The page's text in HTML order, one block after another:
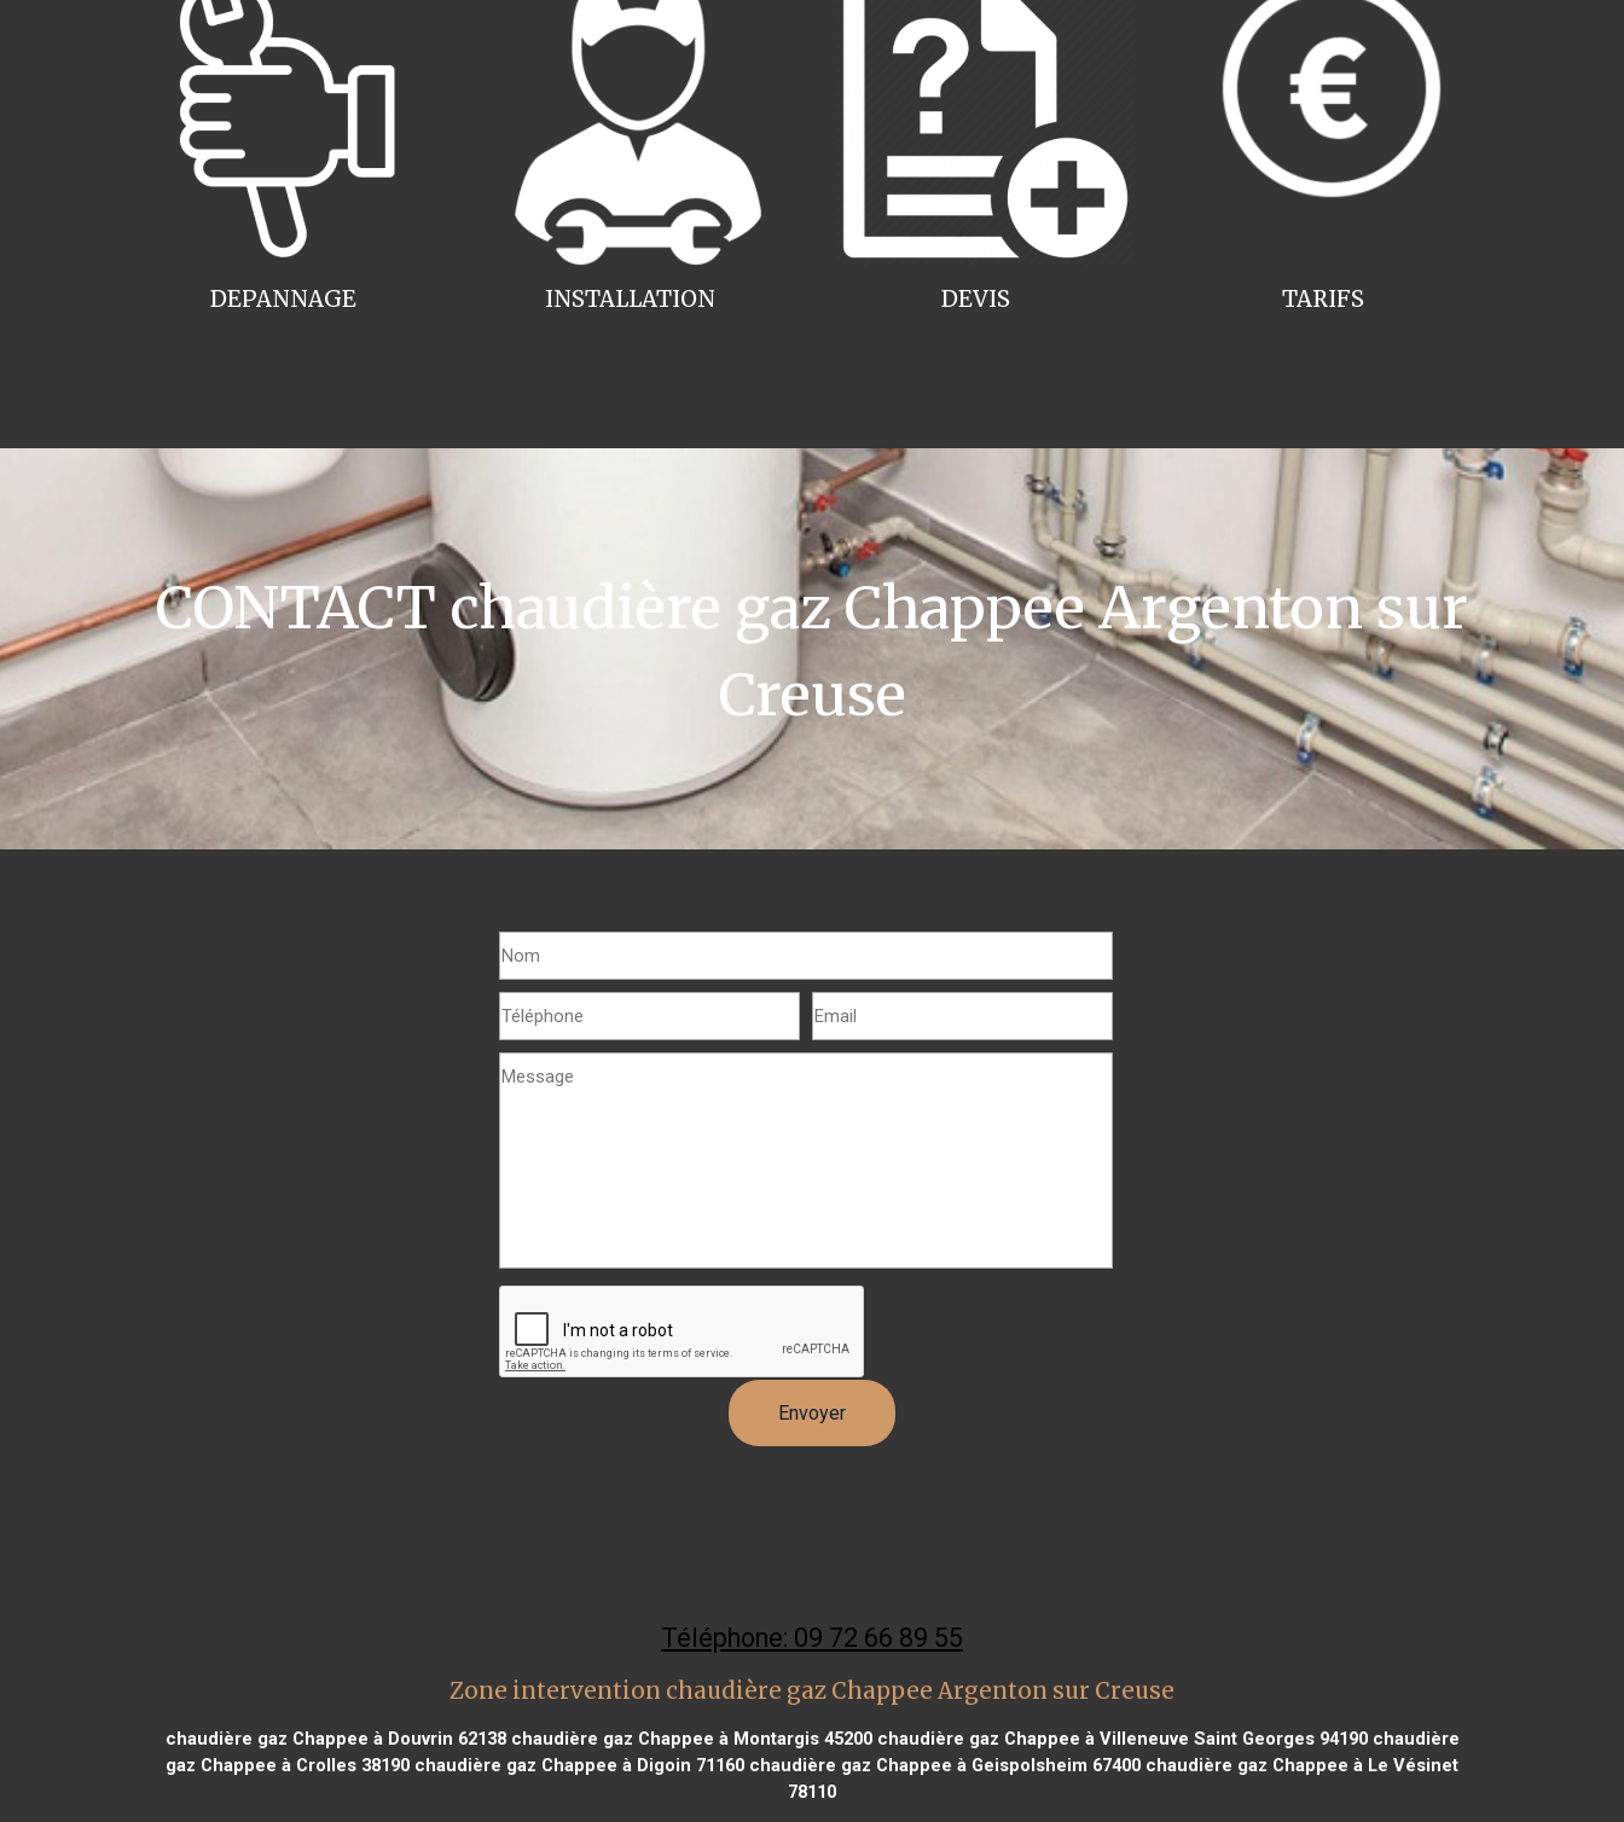
INSTALLATION
DEPANNAGE TARIFS
DEVIS
CONTACT chaudière gaz Chappee Argenton sur
Creuse
Téléphone: 09 72 66 89 55
Zone intervention chaudière gaz Chappee Argenton sur Creuse
chaudière gaz Chappee à Douvrin 62138chaudière gaz Chappee à Montargis 45200chaudière gaz Chappee à Villeneuve Saint Georges 94190chaudière
gaz Chappee à Crolles 38190 chaudière gaz Chappee à Digoin 71160 chaudière gaz Chappee à Geispolsheim 67400 chaudière gaz Chappee à Le Vésinet
78110